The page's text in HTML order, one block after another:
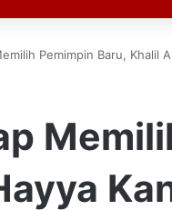
Pemimpin Baru, Khalil